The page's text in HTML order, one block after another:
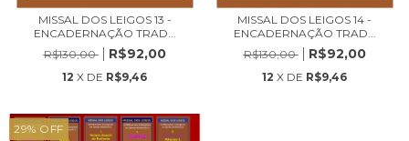
MISSAL DOS LEIGOS 13 -
ENCADERNAÇÃO TRAD...
R$130,00
R$92,00
12 X DE R$9,46
MISSAL DOS LEIGOS 14 -
ENCADERNAÇÃO TRAD...
R$130,00
R$92,00
12 X DE R$9,46
29% OFF